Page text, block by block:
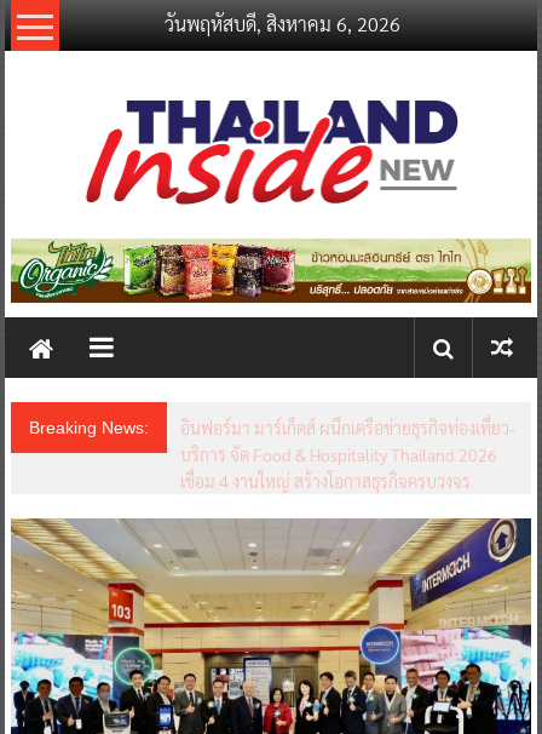
Skip
to
วันพฤหัสบดี, สิงหาคม 6, 2026
thailandinsidenew.com
Thailand
New
Breaking News:
อินฟอร์มา มาร์เก็ตส์ ผนึกเครือข่ายธุรกิจท่องเที่ยว-
บริการ จัด Food & Hospitality Thailand 2026
เชื่อม 4 งานใหญ่ สร้างโอกาสธุรกิจครบวงจร